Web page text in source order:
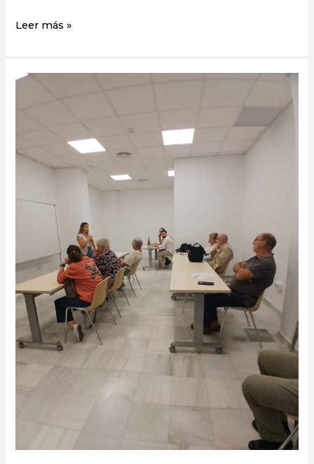
Leer más »
Entidades